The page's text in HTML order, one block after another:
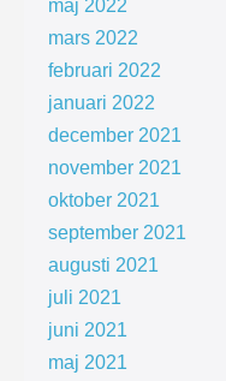
maj 2022
mars 2022
februari 2022
januari 2022
december 2021
november 2021
oktober 2021
september 2021
augusti 2021
juli 2021
juni 2021
maj 2021